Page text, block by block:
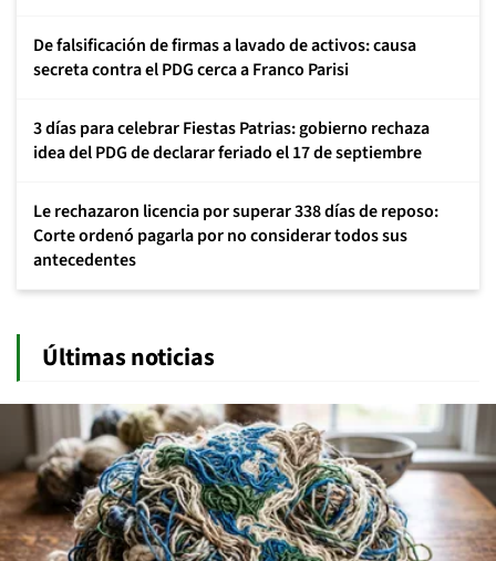
De falsificación de firmas a lavado de activos: causa
secreta contra el PDG cerca a Franco Parisi
3 días para celebrar Fiestas Patrias: gobierno rechaza
idea del PDG de declarar feriado el 17 de septiembre
Le rechazaron licencia por superar 338 días de reposo:
Corte ordenó pagarla por no considerar todos sus
antecedentes
Últimas noticias